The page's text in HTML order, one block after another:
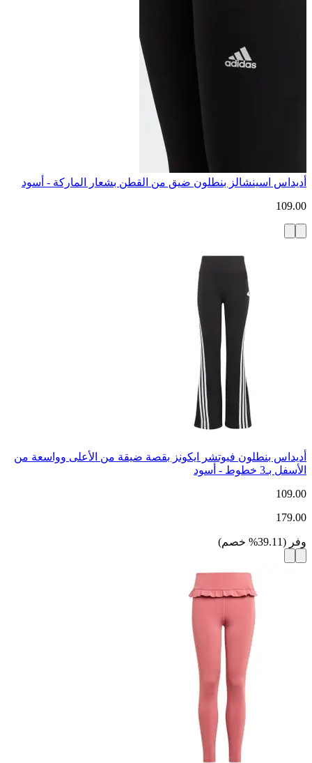
أديداس اسينشالز بنطلون ضيق من القطن بشعار الماركة - أسود
109.00
أديداس بنطلون فيوتشر ايكونز بقصة ضيقة من الأعلى وواسعة من
الأسفل بـ3 خطوط - أسود
109.00
179.00
وفر (
39.11
% خصم)